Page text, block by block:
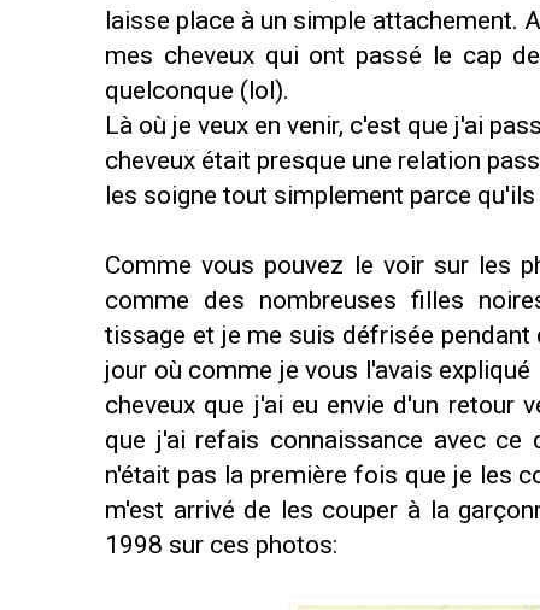
laisse place à un simple attachement.
mes cheveux qui ont passé le cap
quelconque (lol).
Là où je veux en venir, c'est que j'ai
cheveux était presque une relation
les soigne tout simplement parce
Comme vous pouvez le voir sur les
comme des nombreuses filles
tissage et je me suis défrisée
jour où comme je vous l'avais expliqué
cheveux que j'ai eu envie d'un retour
que j'ai refais connaissance avec ce
n'était pas la première fois que je les
m'est arrivé de les couper à la
1998 sur ces photos: